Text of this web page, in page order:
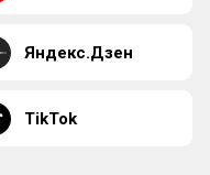
Яндекс.Дзен
TikTok